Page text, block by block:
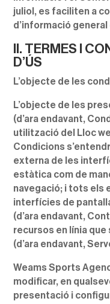
juliol, es faciliten a
d’informació general
II. TERMES I
D’ÚS
L’objecte de les
L’objecte de les
(d’ara endavant,
utilització del Lloc
Condicions
externa de les
estàtica com de
navegació; i tots els
interfícies de
(d’ara endavant,
recursos en línia que
(d’ara endavant,
Weams Sports
modificar, en
presentació i